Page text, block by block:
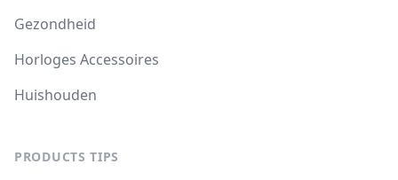
Gezondheid
Horloges Accessoires
Huishouden
PRODUCTS TIPS